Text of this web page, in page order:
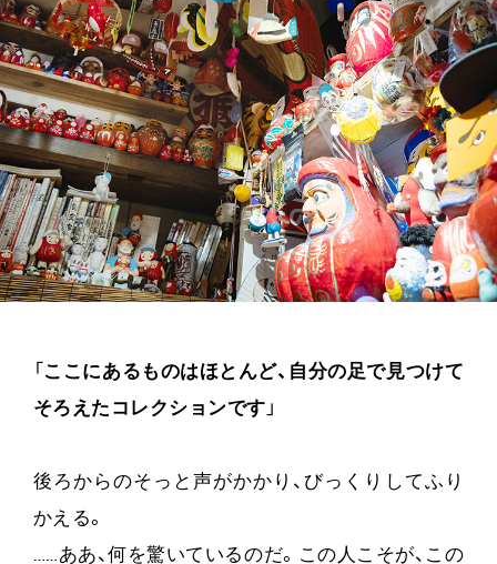
「 ここにあるものはほとんど、自分の足で見つけて
そろえたコレクションです」
後ろからのそっと声がかかり、びっくりしてふり
かえる。
……ああ、何を驚いているのだ。この人こそが、この